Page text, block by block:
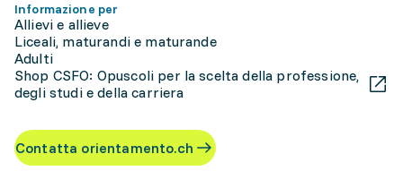
Informazione per
Allievi e allieve
Liceali, maturandi e maturande
Adulti
Shop CSFO: Opuscoli per la scelta della professione,
degli studi e della carriera
Contatta orientamento.ch